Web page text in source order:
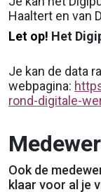
Haaltert en van
Let op! Het
Je kan de data
webpagina:
rond-digitale-
Ook de
klaar voor al je